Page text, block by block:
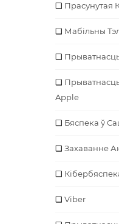
Прасунутая
Мабільны
Apple
Бяспека ў
Захаванне
Viber